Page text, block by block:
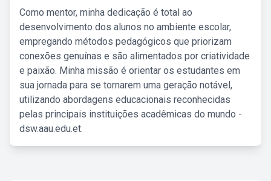
Como mentor, minha dedicação é total ao
desenvolvimento dos alunos no ambiente escolar,
empregando métodos pedagógicos que priorizam
conexões genuínas e são alimentados por criatividade
e paixão. Minha missão é orientar os estudantes em
sua jornada para se tornarem uma geração notável,
utilizando abordagens educacionais reconhecidas
pelas principais instituições acadêmicas do mundo -
dsw.aau.edu.et.